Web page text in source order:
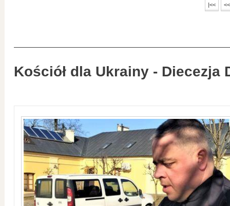
|<< <<
Kościół dla Ukrainy - Diecezja